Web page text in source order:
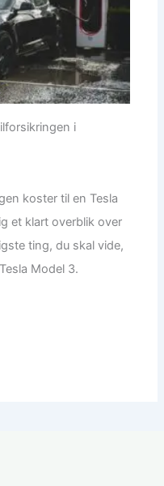
i
koster til en Tesla
et klart overblik over
ting, du skal vide,
Model 3.